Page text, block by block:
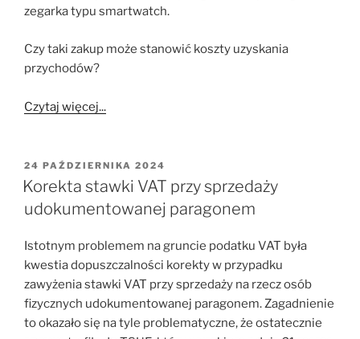
zegarka typu smartwatch.
Czy taki zakup może stanowić koszty uzyskania
przychodów?
Czytaj więcej...
OPUBLIKOWANE
W
24 PAŹDZIERNIKA 2024
Korekta stawki VAT przy sprzedaży
udokumentowanej paragonem
Istotnym problemem na gruncie podatku VAT była
kwestia dopuszczalności korekty w przypadku
zawyżenia stawki VAT przy sprzedaży na rzecz osób
fizycznych udokumentowanej paragonem. Zagadnienie
to okazało się na tyle problematyczne, że ostatecznie